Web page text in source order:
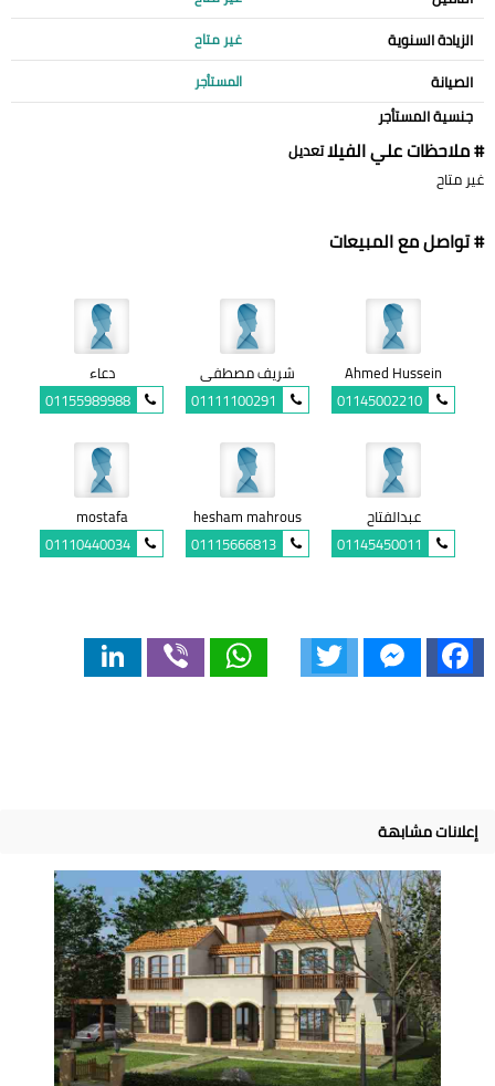
الزيادة السنوية غير متاح
الصيانة المستأجر
جنسية المستأجر
# ملاحظات علي الفيلاتعديل
غير متاح
# تواصل مع المبيعات
Ahmed Hussein
01145002210
شريف مصطفى
01111100291
دعاء
01155989988
عبدالفتاح
01145450011
hesham mahrous
01115666813
mostafa
01110440034
Facebook
Messenger
WhatsApp
إعلانات مشابهة